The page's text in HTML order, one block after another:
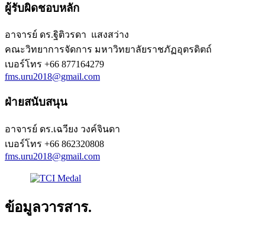
ผู้รับผิดชอบหลัก
อาจารย์ ดร.ฐิติวรดา แสงสว่าง
คณะวิทยาการจัดการ มหาวิทยาลัยราชภัฏอุตรดิตถ์
เบอร์โทร +66 877164279
fms.uru2018@gmail.com
ฝ่ายสนับสนุน
อาจารย์ ดร.เฉวียง วงค์จินดา
เบอร์โทร +66 862320808
fms.uru2018@gmail.com
ข้อมูลวารสาร.